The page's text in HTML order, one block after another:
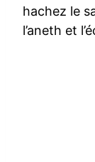
hachez le
l’aneth et